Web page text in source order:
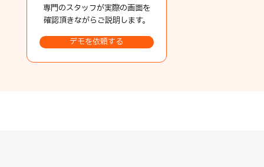
専門のスタッフが実際の画面を
確認頂きながらご説明します。
デモを依頼する